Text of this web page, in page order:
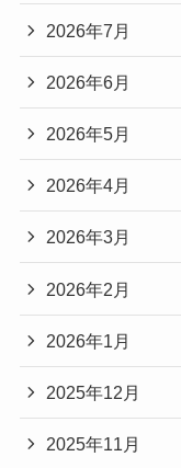
2026年7月
2026年6月
2026年5月
2026年4月
2026年3月
2026年2月
2026年1月
2025年12月
2025年11月